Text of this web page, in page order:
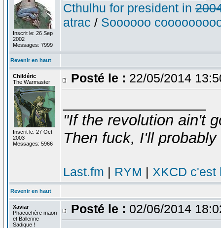
Inscrit le: 26 Sep
2002
Messages: 7999
Cthulhu for president in
atrac / Soooooo
Revenir en haut
Childéric
The Warmaster
Inscrit le: 27 Oct
2003
Messages: 5966
Posté le : 22/05/2014
"If the revolution ain't
Then fuck, I'll
Last.fm | RYM | XKCD c'est
Revenir en haut
Xaviar
Phacochère maori
et Ballerine
Sadique !
Posté le : 02/06/2014